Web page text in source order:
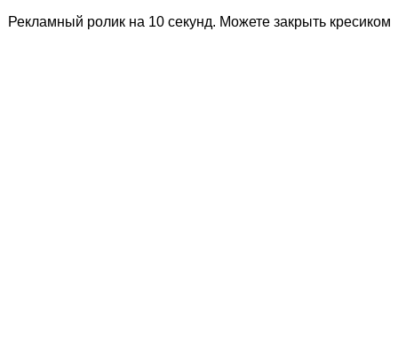
Рекламный ролик на 10 секунд. Можете закрыть кресиком